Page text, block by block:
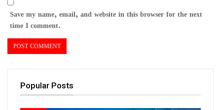
Save my name, email, and website in this browser for the next
time I comment.
Popular Posts